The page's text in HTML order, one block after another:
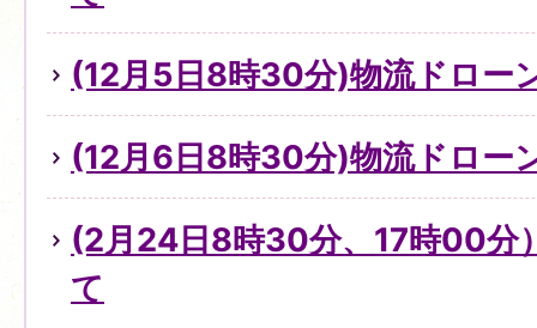
(12月5日8時30分)物流ドロー
(12月6日8時30分)物流ドロー
(2月24日8時30分、17時00分
て